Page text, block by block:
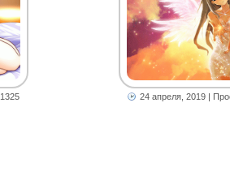
24 апреля, 2019 |